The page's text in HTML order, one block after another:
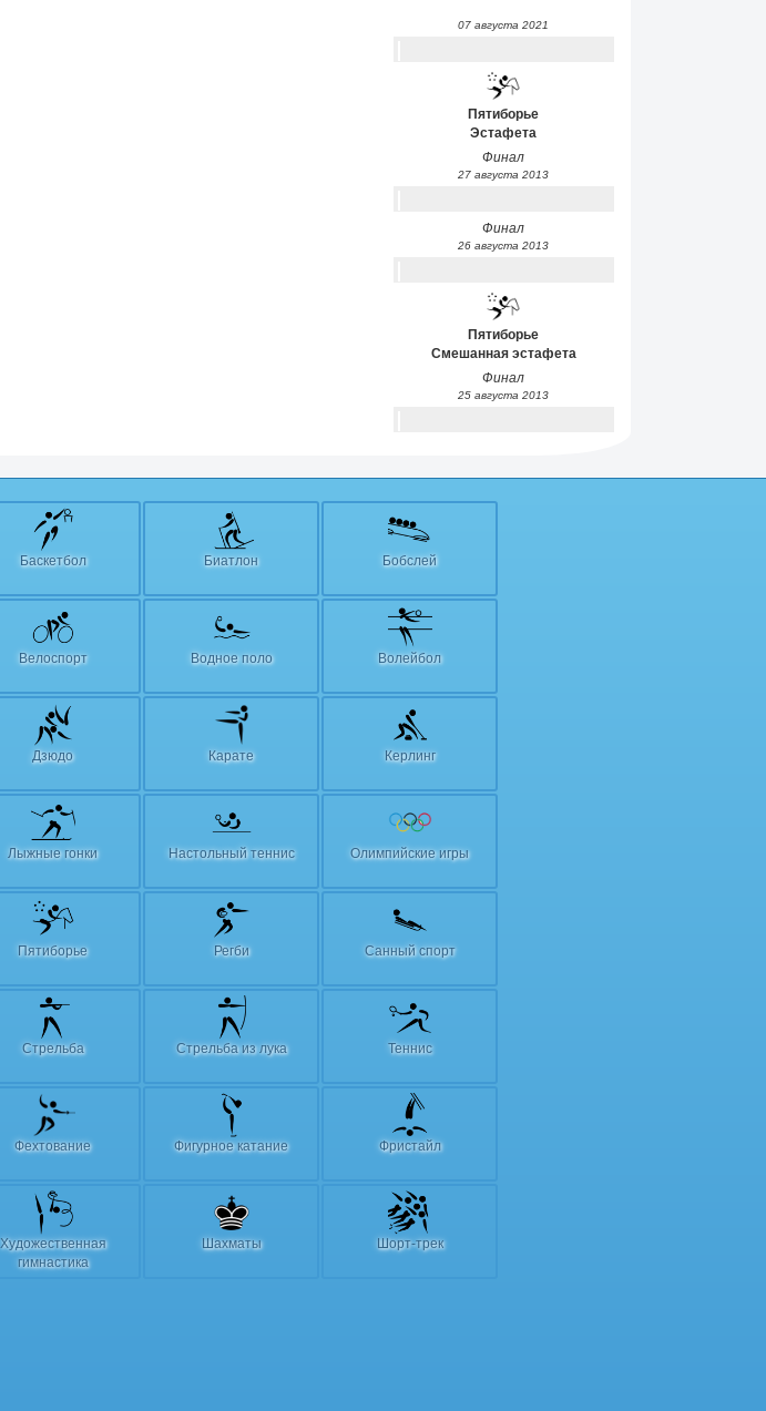
07 августа 2021
Пятиборье
Эстафета
Финал
27 августа 2013
Финал
26 августа 2013
Пятиборье
Смешанная эстафета
Финал
25 августа 2013
Баскетбол Биатлон Бобслей
Велоспорт Водное поло Волейбол
Дзюдо Карате Керлинг
Лыжные гонки Настольный теннис Олимпийские игры
Пятиборье Регби Санный спорт
Стрельба Стрельба из лука Теннис
Фехтование Фигурное катание Фристайл
Художественная
гимнастика
Шахматы Шорт-трек